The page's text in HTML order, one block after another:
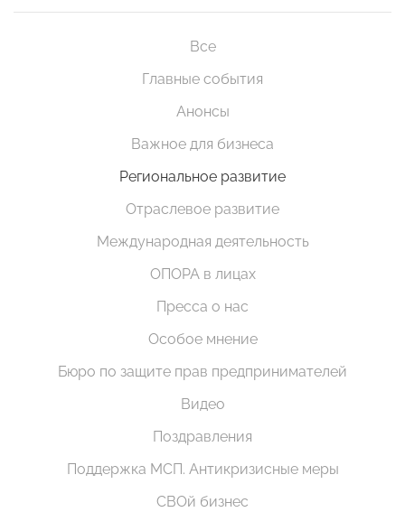
Все
Главные события
Анонсы
Важное для бизнеса
Региональное развитие
Отраслевое развитие
Международная деятельность
ОПОРА в лицах
Пресса о нас
Особое мнение
Бюро по защите прав предпринимателей
Видео
Поздравления
Поддержка МСП. Антикризисные меры
СВОй бизнес